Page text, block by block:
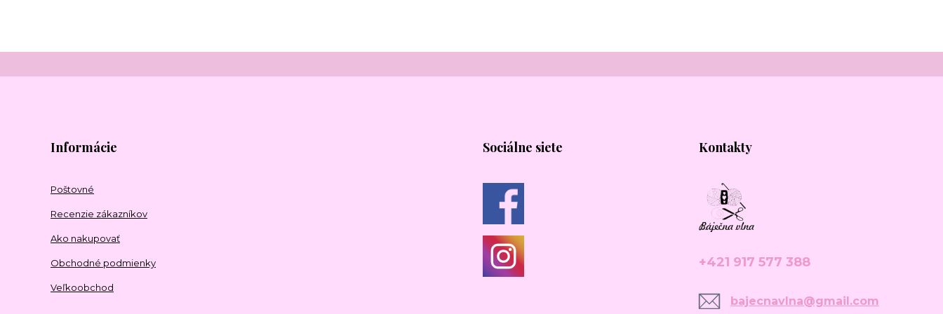
Informácie
Poštovné
Recenzie zákazníkov
Ako nakupovať
Obchodné podmienky
Veľkoobchod
Sociálne siete Kontakty
+421 917 577 388
bajecnavlna@gmail.com